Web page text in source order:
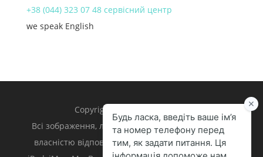
+38 (044) 323 07 48 сервісний центр
we speak English
Copyright 1998 – 2024 iLand.
Всі зображення, логотипи та торгівельні марки є
власністю відповідних власників. Apple, iPhone,